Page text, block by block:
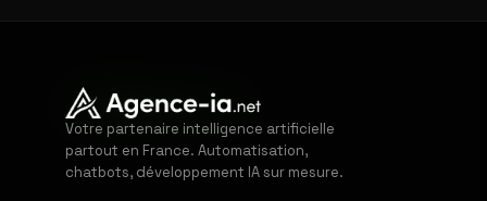
Votre partenaire intelligence artificielle
partout en France. Automatisation,
chatbots, développement IA sur mesure.